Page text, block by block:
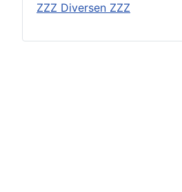
ZZZ Diversen ZZZ